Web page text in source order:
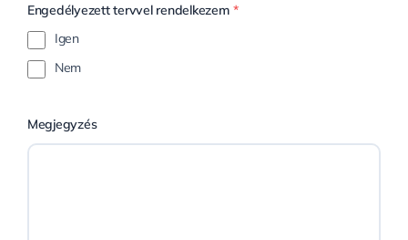
Engedélyezett tervvel rendelkezem *
Igen
Nem
Megjegyzés